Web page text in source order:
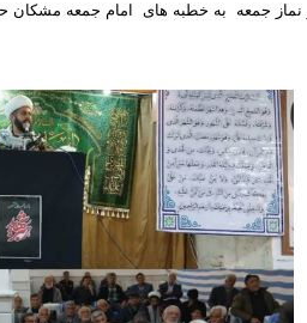
جمعه به خطبه های امام جمعه مشکان